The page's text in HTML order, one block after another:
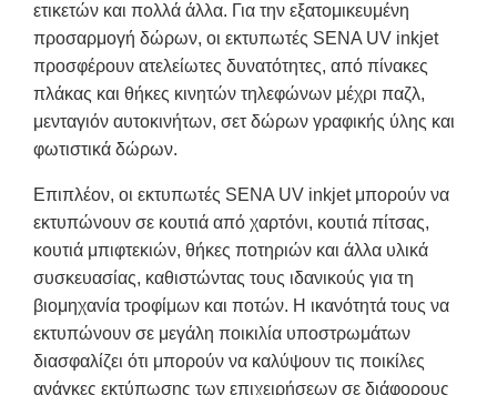
ετικετών και πολλά άλλα. Για την εξατομικευμένη
προσαρμογή δώρων, οι εκτυπωτές SENA UV inkjet
προσφέρουν ατελείωτες δυνατότητες, από πίνακες
πλάκας και θήκες κινητών τηλεφώνων μέχρι παζλ,
μενταγιόν αυτοκινήτων, σετ δώρων γραφικής ύλης και
φωτιστικά δώρων.
Επιπλέον, οι εκτυπωτές SENA UV inkjet μπορούν να
εκτυπώνουν σε κουτιά από χαρτόνι, κουτιά πίτσας,
κουτιά μπιφτεκιών, θήκες ποτηριών και άλλα υλικά
συσκευασίας, καθιστώντας τους ιδανικούς για τη
βιομηχανία τροφίμων και ποτών. Η ικανότητά τους να
εκτυπώνουν σε μεγάλη ποικιλία υποστρωμάτων
διασφαλίζει ότι μπορούν να καλύψουν τις ποικίλες
ανάγκες εκτύπωσης των επιχειρήσεων σε διάφορους